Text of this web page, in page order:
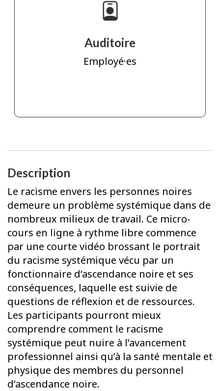
Auditoire
Employé·es
Description
Le racisme envers les personnes noires
demeure un problème systémique dans de
nombreux milieux de travail. Ce micro-
cours en ligne à rythme libre commence
par une courte vidéo brossant le portrait
du racisme systémique vécu par un
fonctionnaire d’ascendance noire et ses
conséquences, laquelle est suivie de
questions de réflexion et de ressources.
Les participants pourront mieux
comprendre comment le racisme
systémique peut nuire à l’avancement
professionnel ainsi qu’à la santé mentale et
physique des membres du personnel
d’ascendance noire.